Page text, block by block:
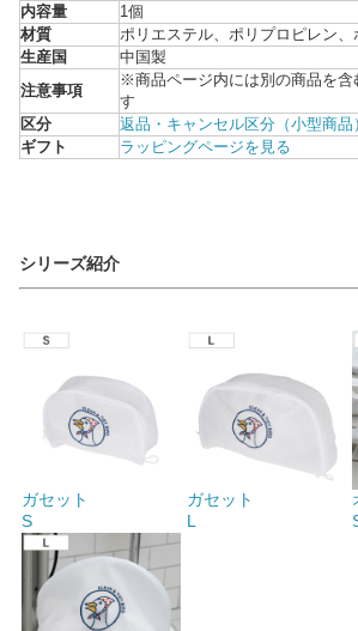
内容量
1個
材質
ポリエステル、ポリプロピレン
生産国
中国製
注意事項
※商品ページ内には別の商品を含
す
区分
返品・キャンセル区分（小型商品
ギフト
ラッピングページを見る
シリーズ紹介
ガセット
S
ガセット
L